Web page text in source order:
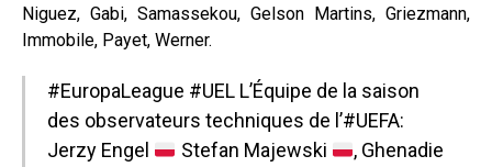
Niguez, Gabi, Samassekou, Gelson Martins, Griezmann,
Immobile, Payet, Werner.
#EuropaLeague #UEL L’Équipe de la saison
des observateurs techniques de l’#UEFA:
Jerzy Engel
Stefan Majewski
, Ghenadie